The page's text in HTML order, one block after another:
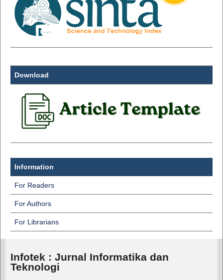
Download
Information
For Readers
For Authors
For Librarians
Infotek : Jurnal Informatika dan
Teknologi